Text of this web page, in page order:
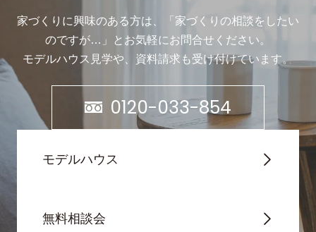
家づくりに興味のある方は、「家づくりの相談をしたい
のですが…」と お気軽にお問合せください。
モデルハウス見学や、資料請求も受け付けています。
0120-033-854
モデルハウス
無料相談会